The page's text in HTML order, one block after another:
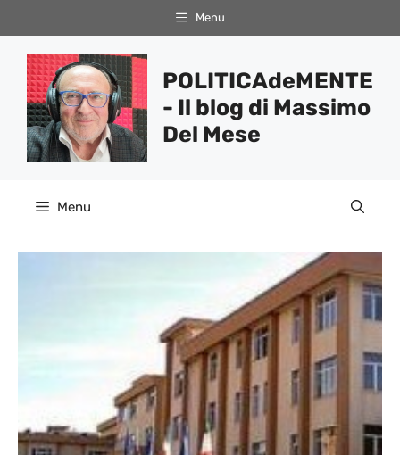
al
contenuto
Menu
POLITICAdeMENTE
- Il blog di Massimo
Del Mese
Menu